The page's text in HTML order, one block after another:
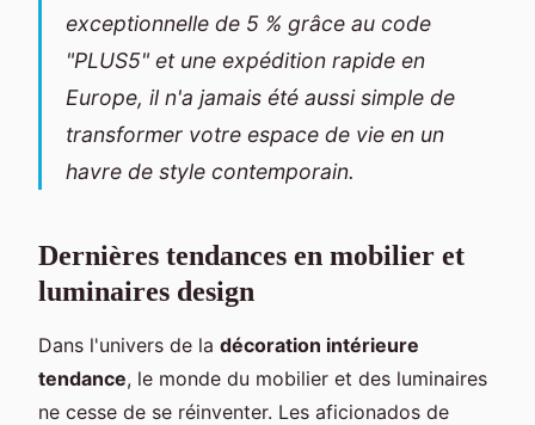
exceptionnelle de 5 % grâce au code
"PLUS5" et une expédition rapide en
Europe, il n'a jamais été aussi simple de
transformer votre espace de vie en un
havre de style contemporain.
Dernières tendances en mobilier et
luminaires design
Dans l'univers de la décoration intérieure
tendance, le monde du mobilier et des luminaires
ne cesse de se réinventer. Les aficionados de